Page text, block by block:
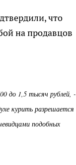
что
на продавцов
до 1,5 тысяч рублей, -
курить разрешается
подобных